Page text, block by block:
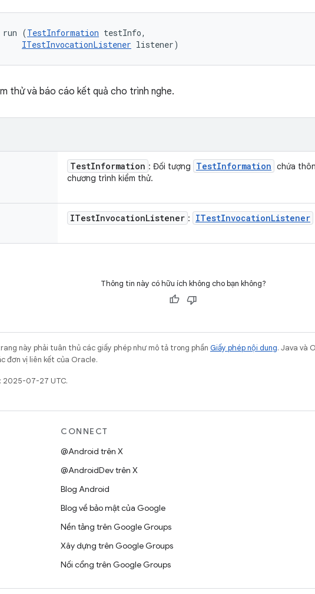
run (TestInformation testInfo,
ITestInvocationListener listener)
thử và báo cáo kết quả cho trình nghe.
TestInformation : Đối tượng TestInformation chứa
chương trình kiểm thử.
ITestInvocationListener : ITestInvocationListener
Thông tin này có hữu ích không cho bạn không?
này phải tuân thủ các giấy phép như mô tả trong phần Giấy phép nội dung. Java và
đơn vị liên kết của Oracle.
2025-07-27 UTC.
CONNECT
@Android trên X
@AndroidDev trên X
Blog Android
Blog về bảo mật của Google
Nền tảng trên Google Groups
Xây dựng trên Google Groups
Nối cổng trên Google Groups